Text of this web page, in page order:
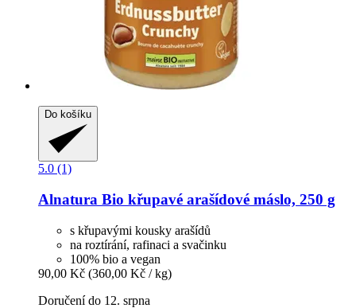
Do košíku
5.0 (1)
Alnatura Bio křupavé arašídové máslo, 250 g
s křupavými kousky arašídů
na roztírání, rafinaci a svačinku
100% bio a vegan
90,00 Kč (360,00 Kč / kg)
Doručení do 12. srpna